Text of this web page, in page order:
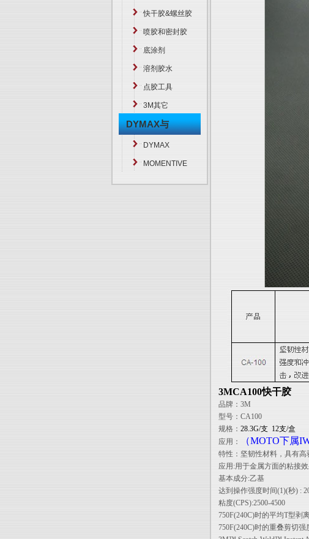
快干胶&螺丝胶
喷胶和密封胶
底涂剂
溶剂胶水
点胶工具
3M其它
DYMAX与
MOMENTIVE
DYMAX
MOMENTIVE
3MCA100快干胶
品牌：3M
型号：CA100
规格： 28.3G/支 12支/盒
应用：
（MOTO下属
特性：坚韧性材料，具有高
应用:用于金属方面的粘接
基本成分:乙基
达到操作强度时间(1)(秒) :
粘度(CPS):2500-4500
750F(240C)时的平均T型剥
750F(240C)时的重叠剪切